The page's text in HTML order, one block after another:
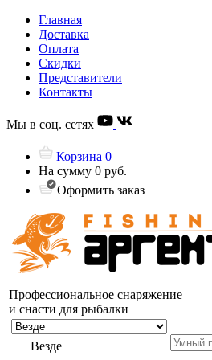
Главная
Доставка
Оплата
Скидки
Представители
Контакты
Мы в соц. сетях
Корзина 0
На сумму 0 руб.
Оформить заказ
Профессиональное снаряжение
и снасти для рыбалки
Везде